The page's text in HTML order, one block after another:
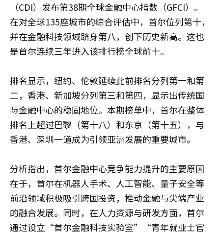
（CDI）发布第38期全球金融中心指数（GFCI）。
在对全球135座城市的综合评估中，首尔位列第十，
并在金融科技领域跻身第八，创下历史新高。这也
是首尔连续三年进入该排行榜全球前十。
排名显示，纽约、伦敦延续此前排名分列第一和第
二，香港、新加坡分列第三和第四，显示出传统国
际金融中心的稳固地位。本期榜单中，首尔在整体
排名上超过巴黎（第十八）和东京（第十五），与
香港、深圳一道成为引领亚洲发展的重要城市。
分析指出，首尔金融中心竞争能力提升的主要原因
在于，首尔在机器人手术、人工智能、量子安全等
前沿领域积极吸引跨国投资，推动金融与尖端产业
的融合发展。同时，在人力资源与研发方面，首尔
通过设立“首尔金融科技实验室”“青年就业士官